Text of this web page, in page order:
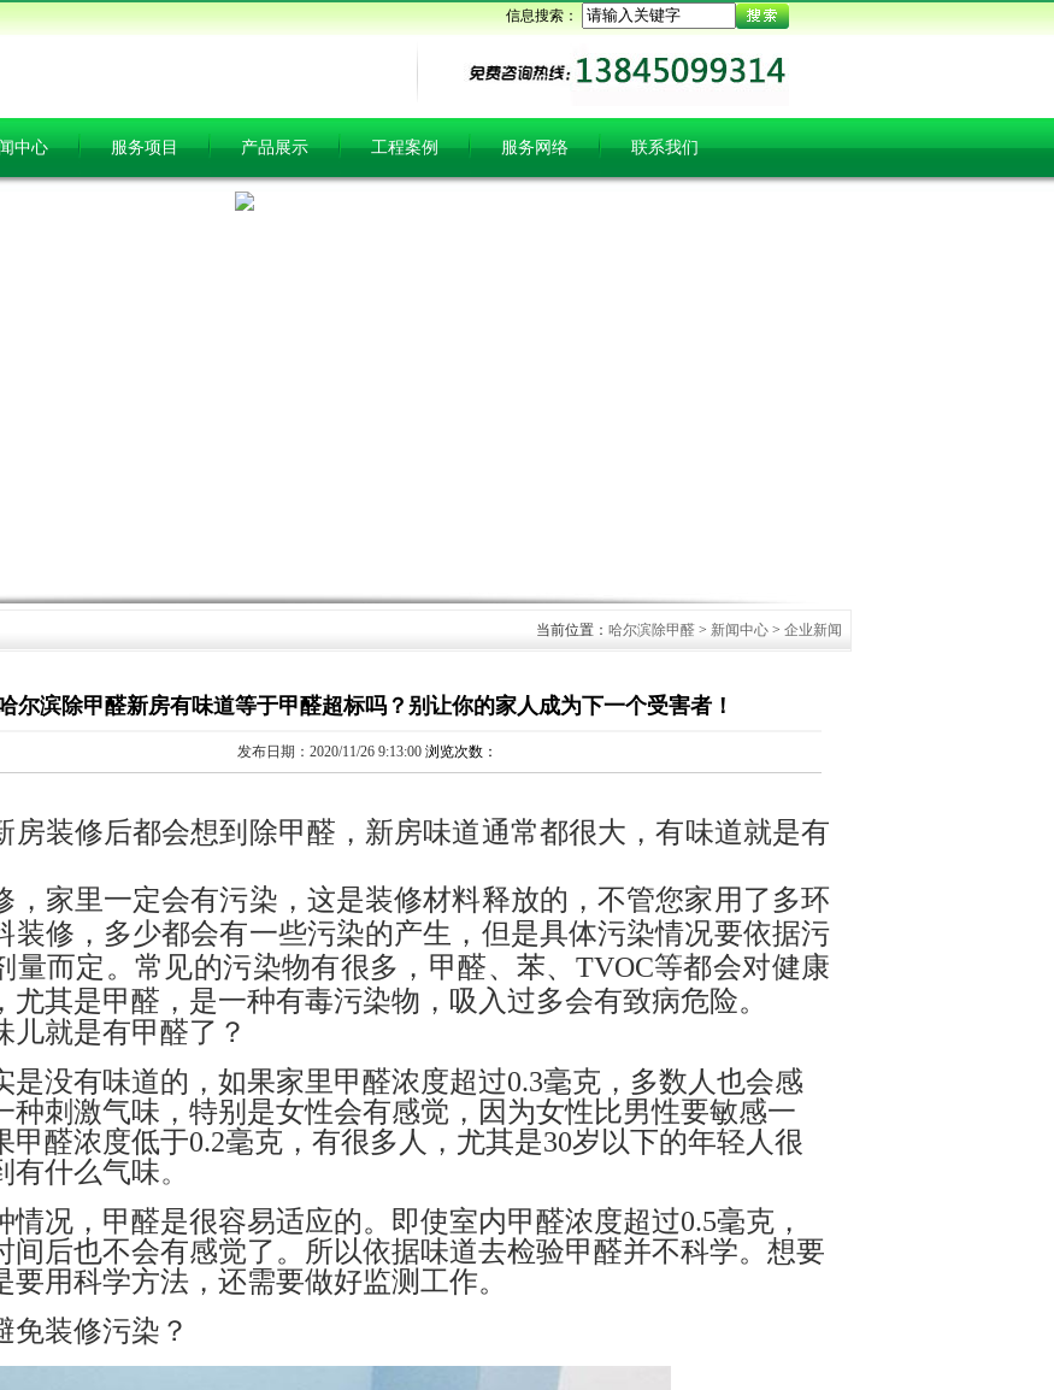
信息搜索：
中心 服务项目 产品展示 工程案例 服务网络 联系我们
当前位置： 哈尔滨除甲醛> 新闻中心> 企业新闻
尔滨除甲醛新房有味道等于甲醛超标吗？别让你的家人成为下一个受害者！
发布日期：2020/11/26 9:13:00浏览次数：
房装修后都会想到除甲醛， 新房味道通常都很大，有味道就是有
，家里一定会有污染，这是装修材料释放的，不管您家用了多环
装修，多少都会有一些污染的产生，但是具体污染情况要依据污
量而定。常见的污染物有很多，甲醛、苯、 TVOC等都会对健康
尤其是甲醛，是一种有毒污染物，吸入过多会有致病危险。
儿就是有甲醛了？
是没有味道的，如果家里甲醛浓度超过0.3毫克，多数人也会感
种刺激气味，特别是女性会有感觉，因为女性比男性要敏感一
甲醛浓度低于0.2毫克，有很多人，尤其是30岁以下的年轻人很
有什么气味。
情况，甲醛是很容易适应的。即使室内甲醛浓度超过0.5毫克，
间后也不会有感觉了。所以依据味道去检验甲醛并不科学。想要
要用科学方法，还需要做好监测工作。
免装修污染？